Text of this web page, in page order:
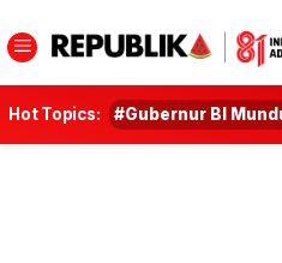
Hot Topics: #Gubernur BI